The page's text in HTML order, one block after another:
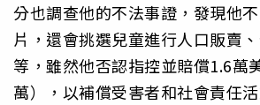
分也調查他的不法事證，發現他
片，還會挑選兒童進行人口販賣
等，雖然他否認指控並賠償1.6萬
萬），以補償受害者和社會責任